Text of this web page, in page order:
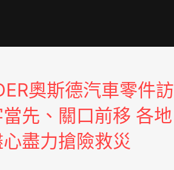
奧斯德汽車零件訪
先、關口前移 各地
盡力搶險救災